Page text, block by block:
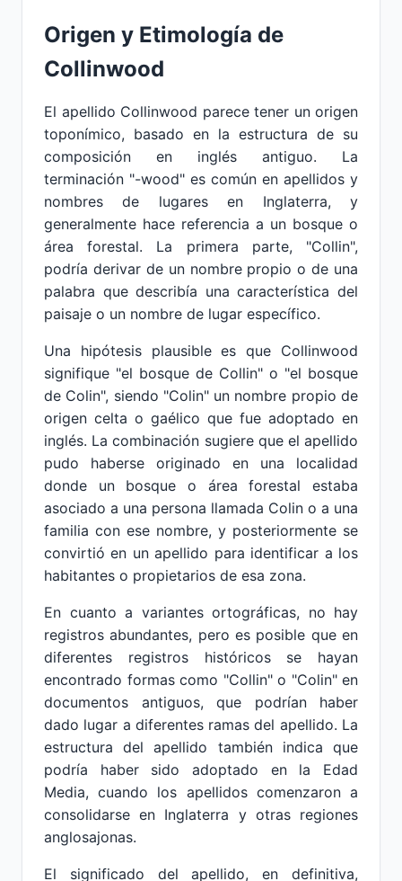
Origen y Etimología de
Collinwood
El apellido Collinwood parece tener un origen
toponímico, basado en la estructura de su
composición en inglés antiguo. La
terminación "-wood" es común en apellidos y
nombres de lugares en Inglaterra, y
generalmente hace referencia a un bosque o
área forestal. La primera parte, "Collin",
podría derivar de un nombre propio o de una
palabra que describía una característica del
paisaje o un nombre de lugar específico.
Una hipótesis plausible es que Collinwood
signifique "el bosque de Collin" o "el bosque
de Colin", siendo "Colin" un nombre propio de
origen celta o gaélico que fue adoptado en
inglés. La combinación sugiere que el apellido
pudo haberse originado en una localidad
donde un bosque o área forestal estaba
asociado a una persona llamada Colin o a una
familia con ese nombre, y posteriormente se
convirtió en un apellido para identificar a los
habitantes o propietarios de esa zona.
En cuanto a variantes ortográficas, no hay
registros abundantes, pero es posible que en
diferentes registros históricos se hayan
encontrado formas como "Collin" o "Colin" en
documentos antiguos, que podrían haber
dado lugar a diferentes ramas del apellido. La
estructura del apellido también indica que
podría haber sido adoptado en la Edad
Media, cuando los apellidos comenzaron a
consolidarse en Inglaterra y otras regiones
anglosajonas.
El significado del apellido, en definitiva,